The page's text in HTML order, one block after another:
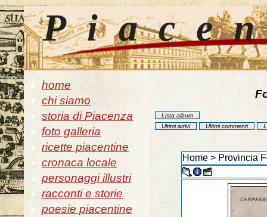
home
chi siamo
storia di Piacenza
foto galleria
ricette piacentine
cronaca locale
personaggi illustri
racconti e storie
poesie piacentine
Lista album
Ultimi arrivi
Ultimi commenti
Home> Provincia